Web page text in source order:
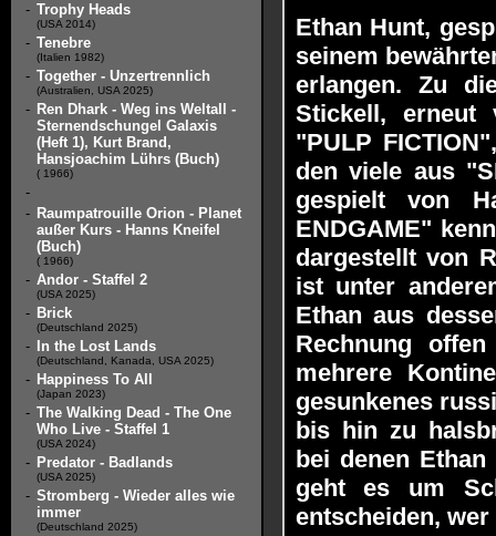
- Trophy Heads
(USA 2014)
- Tenebre
(Italien 1982)
- Together - Unzertrennlich
(Australien, USA 2025)
- Ren Dhark - Weg ins Weltall -
Sternendschungel Galaxis
(Heft 1), Kurt Brand,
Hansjoachim Lührs (Buch)
( 1966)
-
- Raumpatrouille Orion - Planet
außer Kurs - Hanns Kneifel
(Buch)
( 1966)
- Andor - Staffel 2
(USA 2025)
- Brick
(Deutschland 2025)
- In the Lost Lands
(Deutschland, Kanada, USA 2025)
- Happiness To All
(Japan 2023)
- The Walking Dead - The One
Who Live - Staffel 1
(USA 2024)
- Predator - Badlands
(USA 2025)
- Stromberg - Wieder alles wie
immer
(Deutschland 2025)
Ethan Hunt,
seinem
erlangen. Zu
Stickell, erneut
"PULP
den viele aus
gespielt von
ENDGAME"
dargestellt von
ist unter
Ethan aus
Rechnung
mehrere
gesunkenes
bis hin zu
bei denen
geht es um
entscheiden,